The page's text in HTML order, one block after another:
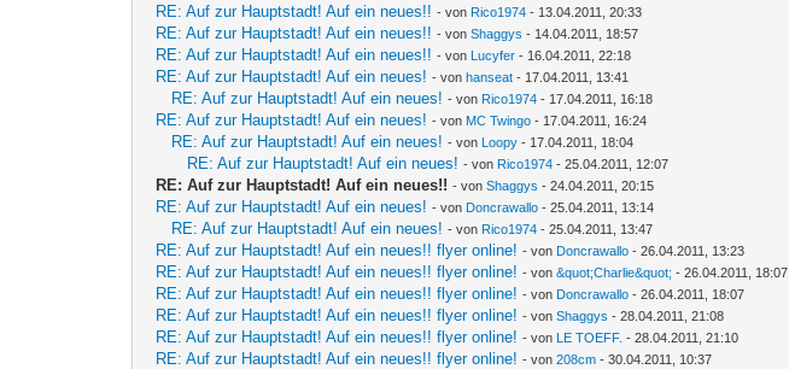
RE: Auf zur Hauptstadt! Auf ein neues!! - von Rico1974 - 13.04.2011, 20:33
RE: Auf zur Hauptstadt! Auf ein neues!! - vonShaggys - 14.04.2011, 18:57
RE: Auf zur Hauptstadt! Auf ein neues!! - von Lucyfer - 16.04.2011, 22:18
RE: Auf zur Hauptstadt! Auf ein neues! - vonhanseat - 17.04.2011, 13:41
RE: Auf zur Hauptstadt! Auf ein neues! - von Rico1974 - 17.04.2011, 16:18
RE: Auf zur Hauptstadt! Auf ein neues! - von MC Twingo - 17.04.2011, 16:24
RE: Auf zur Hauptstadt! Auf ein neues! - von Loopy - 17.04.2011, 18:04
RE: Auf zur Hauptstadt! Auf ein neues! - von Rico1974 - 25.04.2011, 12:07
RE: Auf zur Hauptstadt! Auf ein neues!! - vonShaggys - 24.04.2011, 20:15
RE: Auf zur Hauptstadt! Auf ein neues! - von Doncrawallo - 25.04.2011, 13:14
RE: Auf zur Hauptstadt! Auf ein neues! - von Rico1974 - 25.04.2011, 13:47
RE: Auf zur Hauptstadt! Auf ein neues!! flyer online! - von Doncrawallo - 26.04.2011, 13:23
RE: Auf zur Hauptstadt! Auf ein neues!! flyer online! - von&quot;Charlie&quot; - 26.04.2011, 18:07
RE: Auf zur Hauptstadt! Auf ein neues!! flyer online! - von Doncrawallo - 26.04.2011, 18:07
RE: Auf zur Hauptstadt! Auf ein neues!! flyer online! - vonShaggys - 28.04.2011, 21:08
RE: Auf zur Hauptstadt! Auf ein neues!! flyer online! - von LE TOEFF. - 28.04.2011, 21:10
RE: Auf zur Hauptstadt! Auf ein neues!! flyer online! - von208cm - 30.04.2011, 10:37